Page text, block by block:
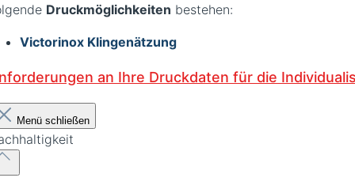
Druckmöglichkeiten bestehen:
Victorinox Klingenätzung
an Ihre Druckdaten für die
Menü schließen